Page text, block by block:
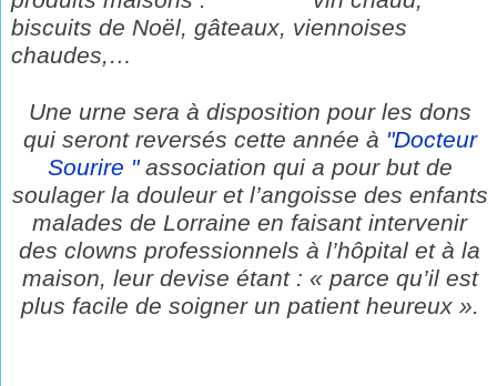
biscuits de Noël, gâteaux, viennoises
chaudes,…
Une urne sera à disposition pour les dons
qui seront reversés cette année à "Docteur
Sourire "association qui a pour but de
soulager la douleur et l’angoisse des enfants
malades de Lorraine en faisant intervenir
des clowns professionnels à l’hôpital et à la
maison, leur devise étant : « parce qu’il est
plus facile de soigner un patient heureux ».